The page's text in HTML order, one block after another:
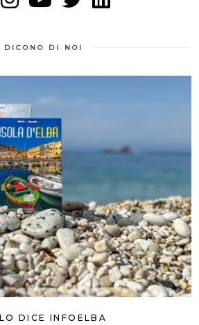
DICONO DI NOI
DICE INFOELBA